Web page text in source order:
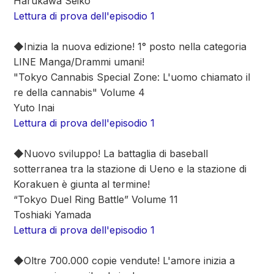
Lettura di prova dell'episodio 1
◆Inizia la nuova edizione! 1° posto nella categoria
LINE Manga/Drammi umani!
"Tokyo Cannabis Special Zone: L'uomo chiamato il
re della cannabis" Volume 4
Yuto Inai
Lettura di prova dell'episodio 1
◆Nuovo sviluppo! La battaglia di baseball
sotterranea tra la stazione di Ueno e la stazione di
Korakuen è giunta al termine!
“Tokyo Duel Ring Battle” Volume 11
Toshiaki Yamada
Lettura di prova dell'episodio 1
◆Oltre 700.000 copie vendute! L'amore inizia a